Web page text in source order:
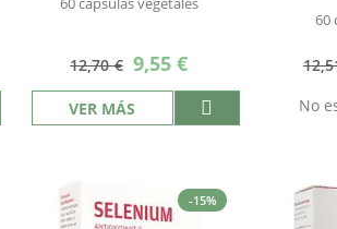
12,70 € Precio
especial
9,55 €
VER MÁS
60
No
-15%